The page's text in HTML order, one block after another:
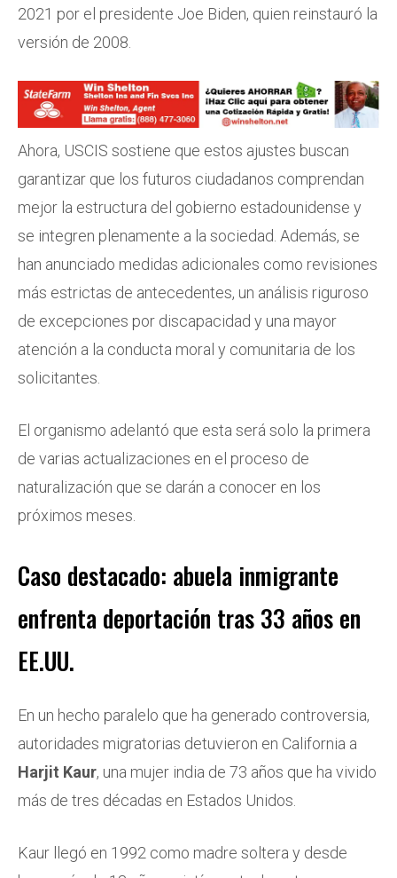
2021 por el presidente Joe Biden, quien reinstauró la
versión de 2008.
Ahora, USCIS sostiene que estos ajustes buscan
garantizar que los futuros ciudadanos comprendan
mejor la estructura del gobierno estadounidense y
se integren plenamente a la sociedad. Además, se
han anunciado medidas adicionales como revisiones
más estrictas de antecedentes, un análisis riguroso
de excepciones por discapacidad y una mayor
atención a la conducta moral y comunitaria de los
solicitantes.
El organismo adelantó que esta será solo la primera
de varias actualizaciones en el proceso de
naturalización que se darán a conocer en los
próximos meses.
Caso destacado: abuela inmigrante
enfrenta deportación tras 33 años en
EE.UU.
En un hecho paralelo que ha generado controversia,
autoridades migratorias detuvieron en California a
Harjit Kaur, una mujer india de 73 años que ha vivido
más de tres décadas en Estados Unidos.
Kaur llegó en 1992 como madre soltera y desde